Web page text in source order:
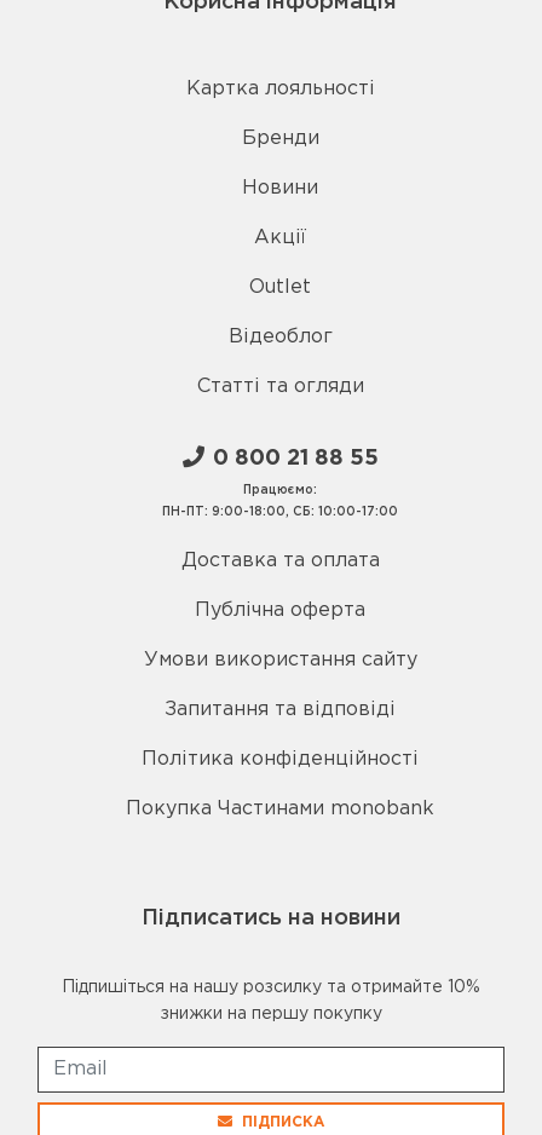
Картка лояльності
Бренди
Новини
Акції
Outlet
Відеоблог
Статті та огляди
0 800 21 88 55
Працюємо:
ПН-ПТ: 9:00-18:00, СБ: 10:00-17:00
Доставка та оплата
Публічна оферта
Умови використання сайту
Запитання та відповіді
Політика конфіденційності
Покупка Частинами monobank
Підписатись на новини
Підпишіться на нашу розсилку та отримайте 10%
знижки на першу покупку
ПІДПИСКА